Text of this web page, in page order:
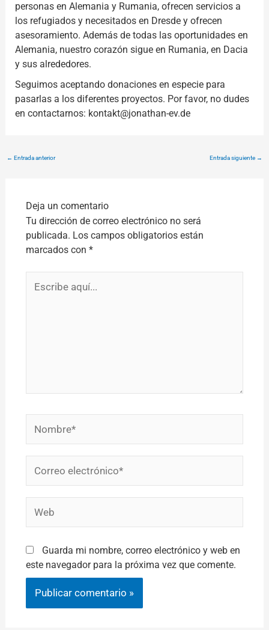
personas en Alemania y Rumania, ofrecen servicios a
los refugiados y necesitados en Dresde y ofrecen
asesoramiento. Además de todas las oportunidades en
Alemania, nuestro corazón sigue en Rumania, en Dacia
y sus alrededores.
Seguimos aceptando donaciones en especie para
pasarlas a los diferentes proyectos. Por favor, no dudes
en contactarnos: kontakt@jonathan-ev.de
← Entrada anterior Entrada siguiente →
Deja un comentario
Tu dirección de correo electrónico no será
publicada. Los campos obligatorios están
marcados con *
aquí...
electrónico*
Guarda mi nombre, correo electrónico y web en
este navegador para la próxima vez que comente.